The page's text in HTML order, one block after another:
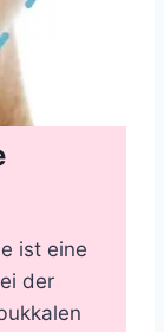
ist eine
der